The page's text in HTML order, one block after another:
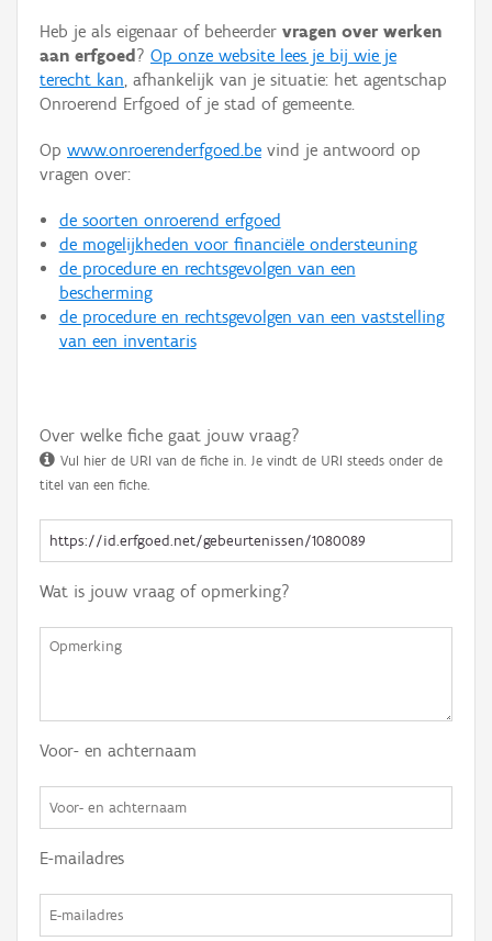
Hergebruik
Aanmelden
Heb je als eigenaar of beheerder vragen over werken
aan erfgoed ? Op onze website lees je bij wie je
terecht kan, afhankelijk van je situatie: het agentschap
Onroerend Erfgoed of je stad of gemeente.
Op www.onroerenderfgoed.be vind je antwoord op
vragen over:
de soorten onroerend erfgoed
de mogelijkheden voor financiële ondersteuning
de procedure en rechtsgevolgen van een
bescherming
de procedure en rechtsgevolgen van een vaststelling
van een inventaris
Over welke fiche gaat jouw vraag?
Vul hier de URI van de fiche in. Je vindt de URI steeds onder de
titel van een fiche.
Wat is jouw vraag of opmerking?
Voor- en achternaam
E-mailadres